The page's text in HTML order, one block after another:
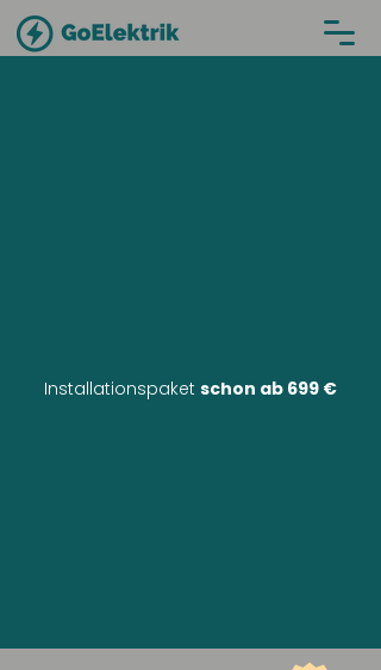
Installationspaket schon ab 699 €